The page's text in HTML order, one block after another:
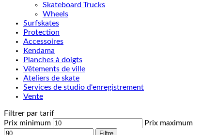
Skateboard Trucks
Wheels
Surfskates
Protection
Accessoires
Kendama
Planches à doigts
Vêtements de ville
Ateliers de skate
Services de studio d'enregistrement
Vente
Filtrer par tarif
Prix minimum
Prix maximum
Filtre